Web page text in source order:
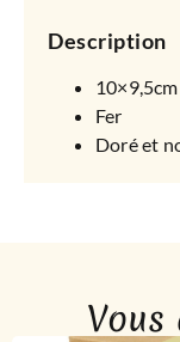
Description
10×9,5cm
Fer
Doré et
Vous